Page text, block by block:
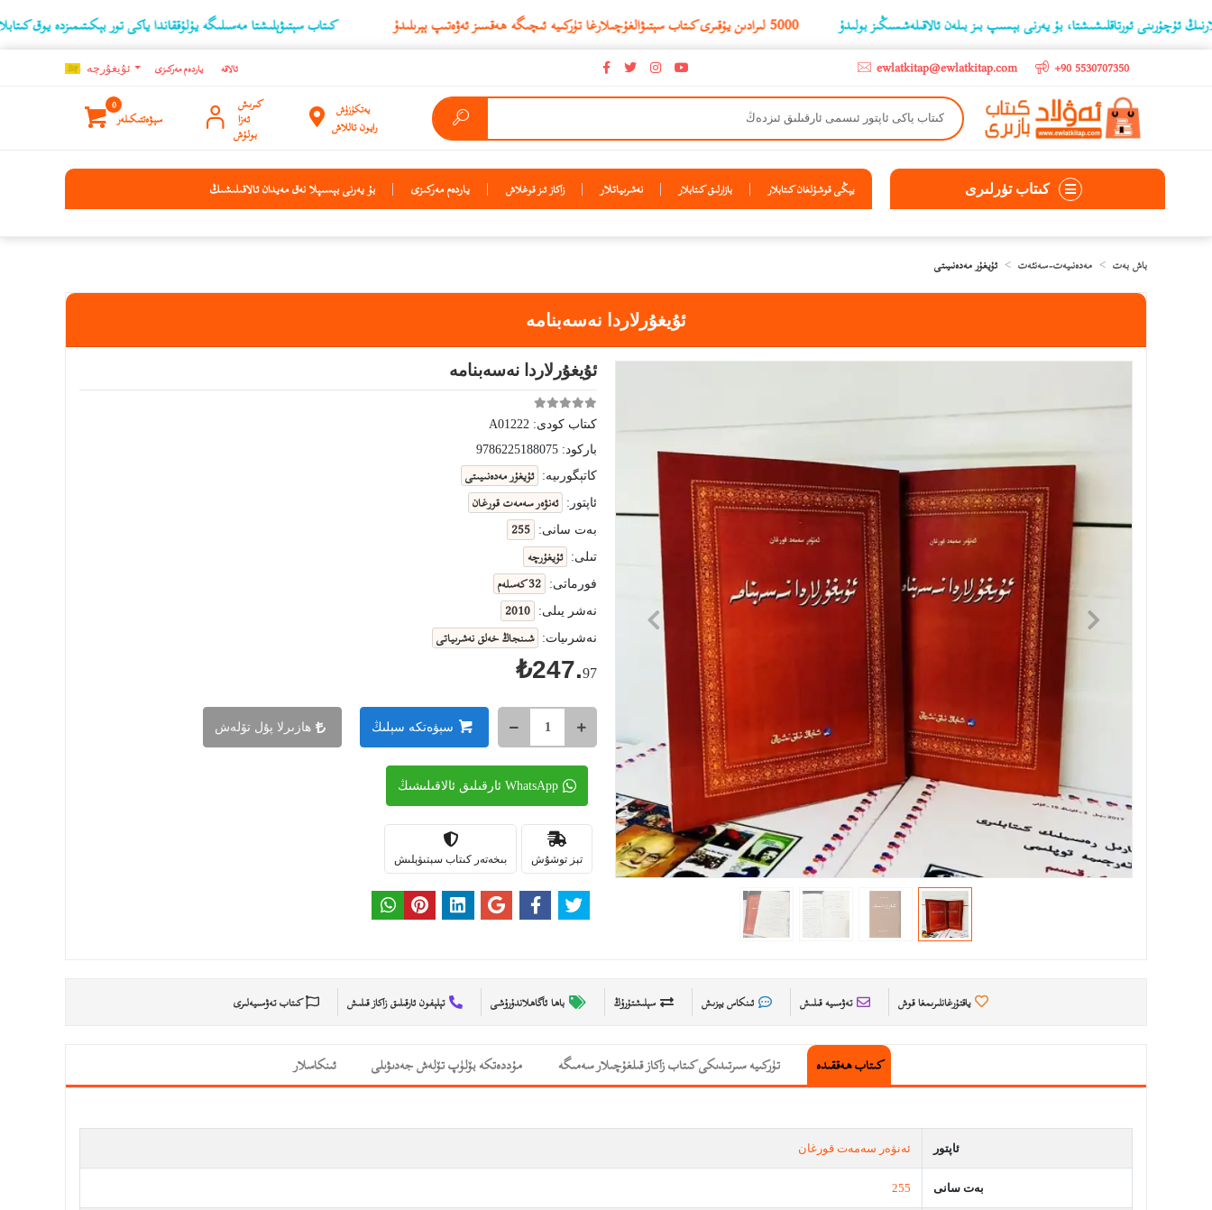
كىتاب سېتىۋېلىشتا مەسىلىگە يۇلۇققاندا ياكى تور بېكىتىمىزدە يوق كىتابلارنىڭ ‫5000 لىرادىن يۇقىرى كىتاب سېتىۋالغۇچىلارغا تۈركىيە ئىچىگە ھەقسىز ئەۋەتىپ ېېرىلىدۇ ئورتاقلىشىشتا، بۇ يەرنى بېسىپ بىز بىلەن ئالاقىلەشسىڭىز بولىدۇ
+90 5530707350
ewlatkitap@ewlatkitap.com ئۇيغۇرچه ياردەم مەركىزى ئالاقە
يەتكۈزۈش
رايون تاللاش
كىرىش
ئەزا
بولۇش
0
سېۋەتتىكىلەر
كىتاب تۈرلىرى يېڭى قوشۇلغان كىتابلار بازارلىق كىتابلار نەشرىياتلار زاكاز ئىز قوغلاش ياردەم مەركىزى بۇ يەرنى بېسىپلا نەق مەيدان ئالاقىلىشىڭ
باش بەت مەدەنىيەت-سەنئەت ئۇيغۇر مەدەنىيىتى
ئۇيغۇرلاردا نەسەبنامە
ئۇيغۇرلاردا نەسەبنامە
كىتاب كودى: A01222
باركود: 9786225188075
كاتېگورىيە:
ئۇيغۇر مەدەنىيىتى
ئاپتور: ئەنۋەر سەمەت قورغان
بەت سانى: 255
تىلى: ئۇيغۇرچە
فورماتى: 32 كەسلەم
نەشر يىلى: 2010
نەشرىيات: شىنجاڭ خەلق نەشرىياتى
₺247.97
سېۋەتكە سېلىڭ ھازىرلا پۇل تۆلەش
WhatsApp ئارقىلىق ئالاقىلىشىڭ
تېز توشۇش بىخەتەر كىتاب سېتىۋېلىش
ياقتۇرغانلىرىمغا قوش تەۋسىيە قىلىش ئىنكاس يېزىش سېلىشتۇرۇڭ باھا ئاگاھلاندۇرۇشى تېلېفون ئارقىلىق زاكاز قىلىش كىتاب تەۋسىيەلىرى
كىتاب ھەققىدە تۈركىيە سىرتىدىكى كىتاب زاكاز قىلغۇچىلار سەمىگە مۇددەتكە بۆلۈپ تۆلەش جەدىۋىلى ئىنكاسلار
ئاپتور ئەنۋەر سەمەت قورغان
بەت سانى 255